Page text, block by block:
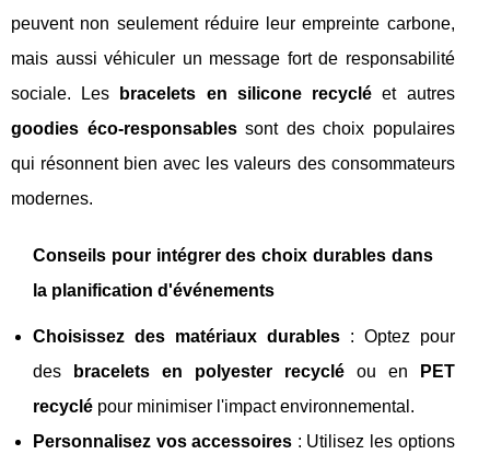
peuvent non seulement réduire leur empreinte carbone,
mais aussi véhiculer un message fort de responsabilité
sociale. Les
bracelets en silicone recyclé et autres
goodies éco-responsablessont des choix populaires
qui résonnent bien avec les valeurs des consommateurs
modernes.
Conseils pour intégrer des choix durables dans
la planification d'événements
Choisissez des matériaux durables: Optez pour
des
bracelets en polyester recycléou en
PET
recyclé pour minimiser l'impact environnemental.
Personnalisez vos accessoires : Utilisez les options